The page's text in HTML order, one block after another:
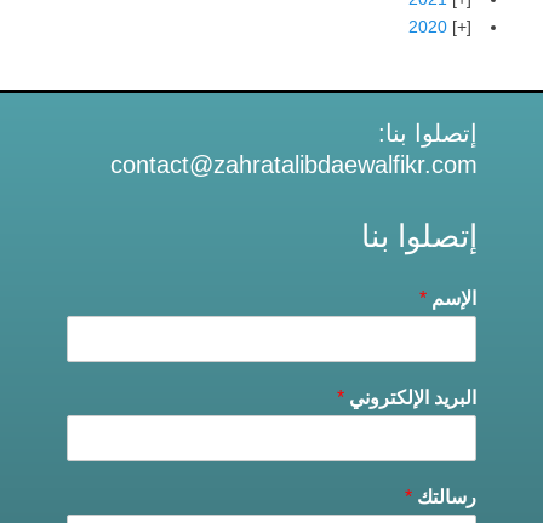
2020
إتصلوا بنا:
contact@zahratalibdaewalfikr.com
إتصلوا بنا
الإسم *
البريد الإلكتروني *
رسالتك *